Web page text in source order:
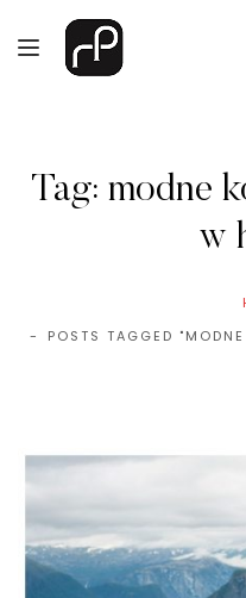
Tag: modne
w
POSTS TAGGED